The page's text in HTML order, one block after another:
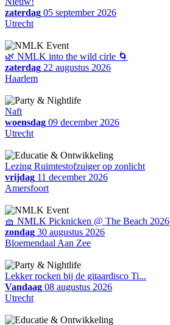
zaterdag 05 september 2026
Utrecht
🌿 NMLK into the wild cirle 🌀
zaterdag 22 augustus 2026
Haarlem
Naft
woensdag 09 december 2026
Utrecht
Lezing Ruimtestofzuiger op zonlicht
vrijdag 11 december 2026
Amersfoort
🧺 NMLK Picknicken @ The Beach 2026
zondag 30 augustus 2026
Bloemendaal Aan Zee
Lekker rocken bij de gitaardisco Ti...
Vandaag 08 augustus 2026
Utrecht